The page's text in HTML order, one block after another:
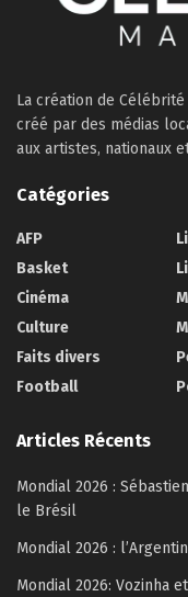
La création de
créé par des médias
aux artistes, nationaux
Catégories
AFP
Basket
Cinéma
Culture
Faits divers
Football
Articles Récents
Mondial 2026 :
le Brésil
Mondial 2026 :
Mondial 2026: Vozinha